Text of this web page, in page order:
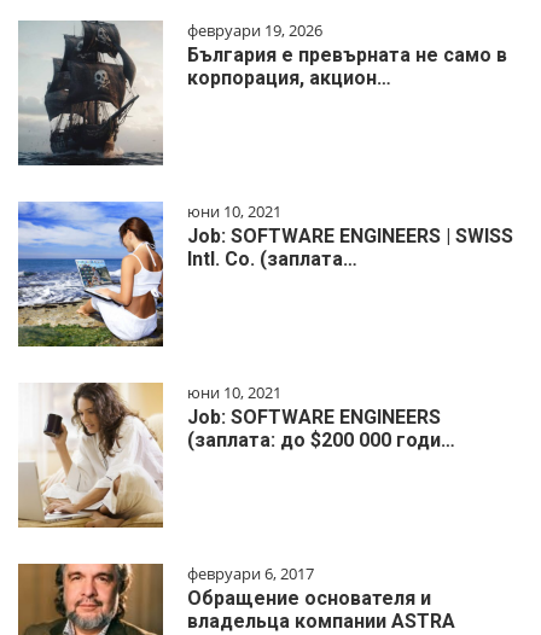
февруари 19, 2026
България е превърната не само в
корпорация, акцион…
юни 10, 2021
Job: SOFTWARE ENGINEERS | SWISS
Intl. Co. (заплата…
юни 10, 2021
Job: SOFTWARE ENGINEERS
(заплата: до $200 000 годи…
февруари 6, 2017
Обращение основателя и
владельца компании ASTRA